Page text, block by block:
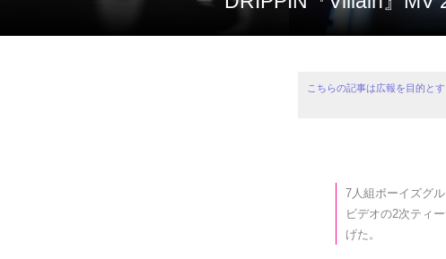
こちらの記事は広報を目的と
7人組ボーイズグ
ビデオの2次ティ
げた。